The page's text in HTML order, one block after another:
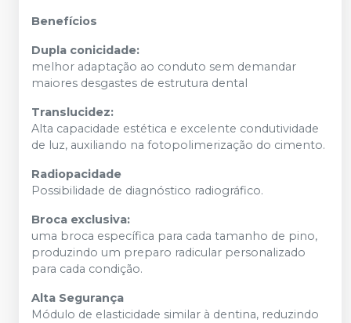
Benefícios
Dupla conicidade:
melhor adaptação ao conduto sem demandar
maiores desgastes de estrutura dental
Translucidez:
Alta capacidade estética e excelente condutividade
de luz, auxiliando na fotopolimerização do cimento.
Radiopacidade
Possibilidade de diagnóstico radiográfico.
Broca exclusiva:
uma broca específica para cada tamanho de pino,
produzindo um preparo radicular personalizado
para cada condição.
Alta Segurança
Módulo de elasticidade similar à dentina, reduzindo